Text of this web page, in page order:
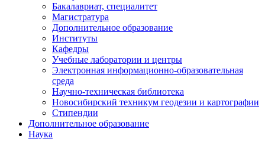
Бакалавриат, специалитет
Магистратура
Дополнительное образование
Институты
Кафедры
Учебные лаборатории и центры
Электронная информационно-образовательная
среда
Научно-техническая библиотека
Новосибирский техникум геодезии и картографии
Стипендии
Дополнительное образование
Наука